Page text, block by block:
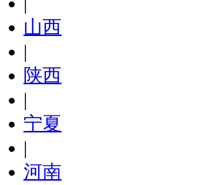
山西
|
陕西
|
宁夏
|
河南